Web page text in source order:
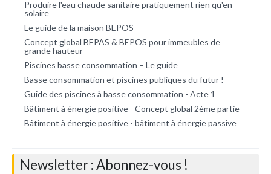
Produire l'eau chaude sanitaire pratiquement rien qu'en
solaire
Le guide de la maison BEPOS
Concept global BEPAS & BEPOS pour immeubles de
grande hauteur
Piscines basse consommation – Le guide
Basse consommation et piscines publiques du futur !
Guide des piscines à basse consommation - Acte 1
Bâtiment à énergie positive - Concept global 2ème partie
Bâtiment à énergie positive - bâtiment à énergie passive
Newsletter : Abonnez-vous !